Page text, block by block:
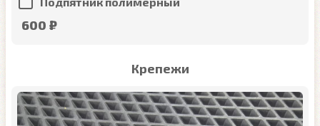
600 ₽
Крепежи